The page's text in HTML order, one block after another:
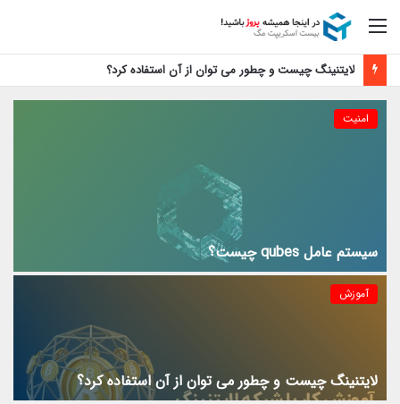
منو
لایتنینگ چیست و چطور می توان از آن استفاده کرد؟
امنیت
سیستم عامل qubes چیست؟
آموزش
لایتنینگ چیست و چطور می توان از آن استفاده کرد؟